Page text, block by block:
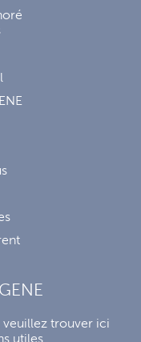
veuillez trouver ici
utiles.